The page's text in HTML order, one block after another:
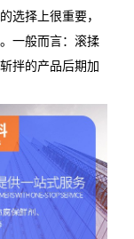
选择上很重要，
一般而言：滚揉
拌的产品后期加